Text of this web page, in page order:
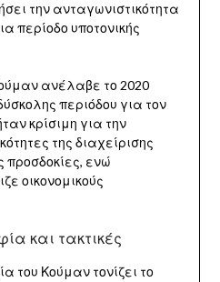
την ανταγωνιστικότητα
περίοδο υποτονικής
ανέλαβε το 2020
περιόδου για τον
κρίσιμη για την
της διαχείρισης
ενώ
οικονομικούς
και τακτικές
του Κούμαν τονίζει το